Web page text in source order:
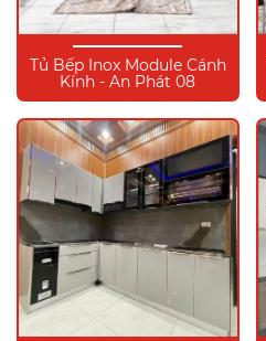
Tủ Bếp Inox Module Cánh
Kính - An Phát 08